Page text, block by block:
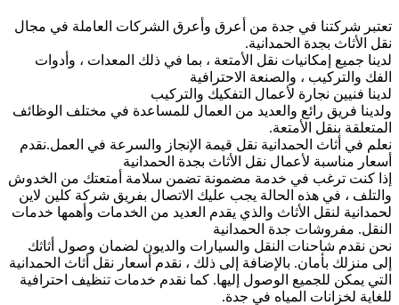
تعتبر شركتنا في جدة من أعرق وأعرق الشركات العاملة في مجال
نقل الأثاث بجدة الحمدانية.
لدينا جميع إمكانيات نقل الأمتعة ، بما في ذلك المعدات ، وأدوات
الفك والتركيب ، والصنعة الاحترافية
لدينا فنيين نجارة لأعمال التفكيك والتركيب
ولدينا فريق رائع والعديد من العمال للمساعدة في مختلف الوظائف
المتعلقة بنقل الأمتعة.
نعلم في أثاث الحمدانية نقل قيمة الإنجاز والسرعة في العمل.نقدم
أسعار مناسبة لأعمال نقل الأثاث بجدة الحمدانية
إذا كنت ترغب في خدمة مضمونة تضمن سلامة أمتعتك من الخدوش
والتلف ، في هذه الحالة يجب عليك الاتصال بفريق شركة كلين لاين
لحمدانية لنقل الأثاث والذي يقدم العديد من الخدمات وأهمها خدمات
النقل. مفروشات جدة الحمدانية
نحن نقدم شاحنات النقل والسيارات والديون لضمان وصول أثاثك
إلى منزلك بأمان. بالإضافة إلى ذلك ، نقدم أسعار نقل أثاث الحمدانية
التي يمكن للجميع الوصول إليها. كما نقدم خدمات تنظيف احترافية
للغاية لخزانات المياه في جدة.